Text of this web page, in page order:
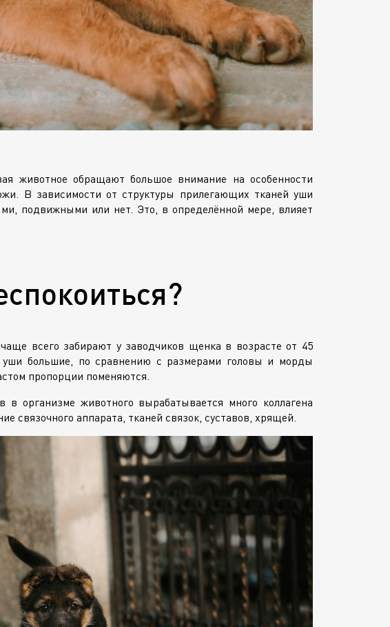
животное обращают большое внимание на особенности
В зависимости от структуры прилегающих тканей уши
подвижными или нет. Это, в определённой мере, влияет
всего забирают у заводчиков щенка в возрасте от 45
большие, по сравнению с размерами головы и морды
пропорции поменяются.
организме животного вырабатывается много коллагена
связочного аппарата, тканей связок, суставов, хрящей.